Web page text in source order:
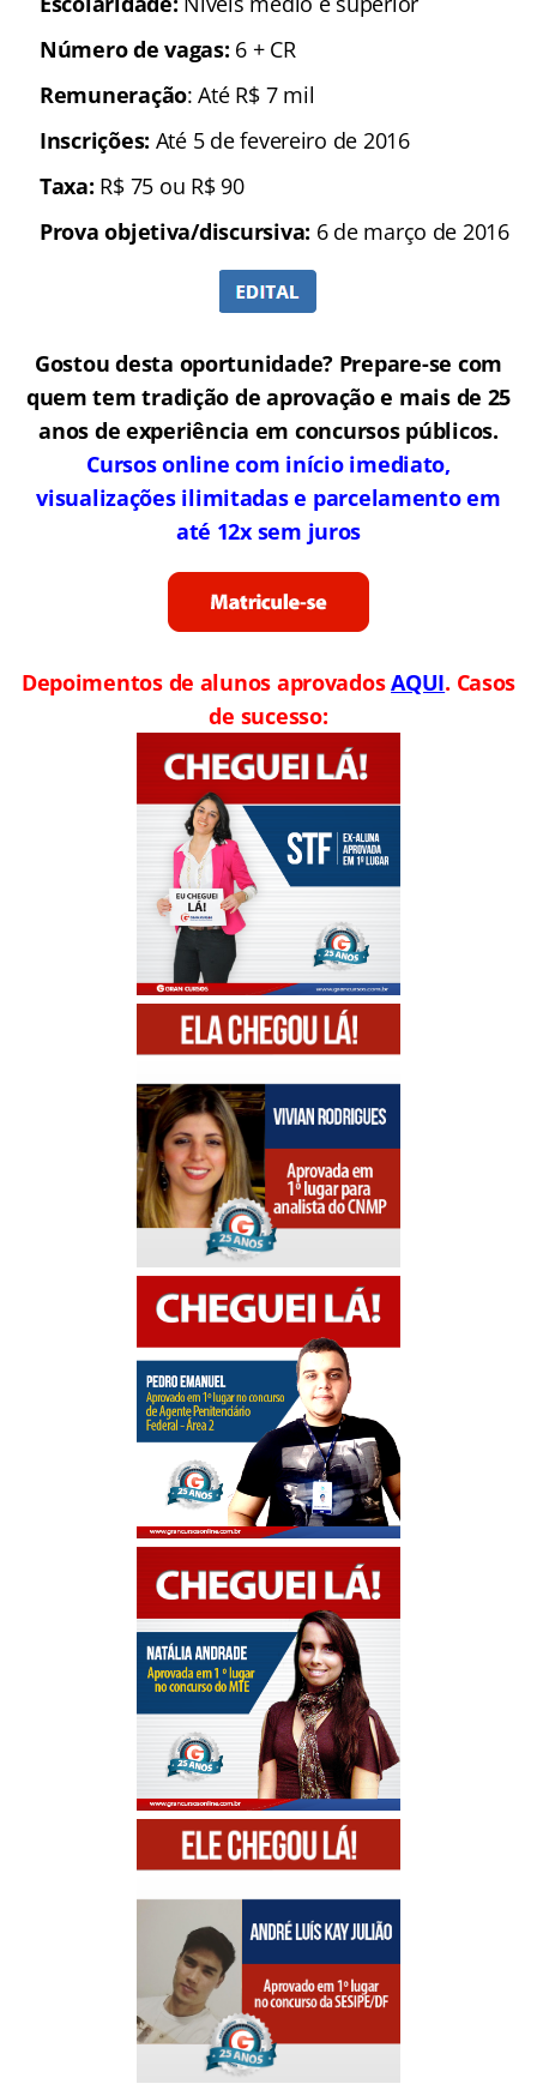
Número de vagas: 6 + CR
Remuneração: Até R$ 7 mil
Inscrições: Até 5 de fevereiro de 2016
Taxa: R$ 75 ou R$ 90
Prova objetiva/discursiva: 6 de março de 2016
Gostou desta oportunidade? Prepare-se com
quem tem tradição de aprovação e mais de 25
anos de experiência em concursos públicos.
Cursos online com início imediato,
visualizações ilimitadas e parcelamento em
até 12x sem juros
Depoimentos de alunos aprovadosAQUI. Casos
de sucesso: